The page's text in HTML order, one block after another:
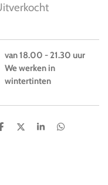
van 18.00 - 21.30 uur
We werken in
wintertinten
D
D
S
D